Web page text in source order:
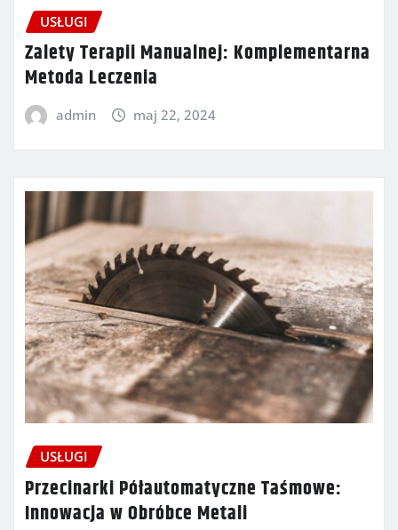
USŁUGI
Zalety Terapii Manualnej: Komplementarna
Metoda Leczenia
admin maj 22, 2024
USŁUGI
Przecinarki Półautomatyczne Taśmowe:
Innowacja w Obróbce Metali